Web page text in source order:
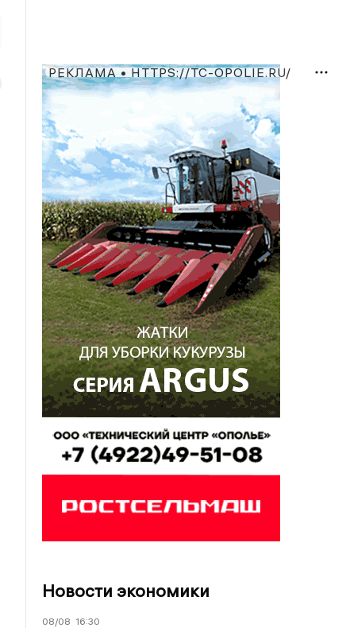
РЕКЛАМА • HTTPS://TC-OPOLIE.RU/
Новости экономики
08/08 16:30